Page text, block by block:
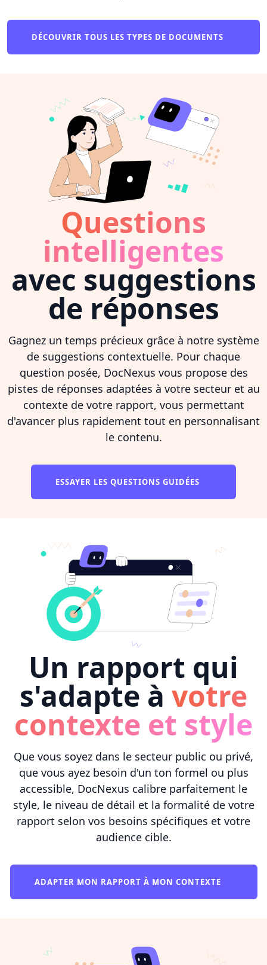
DÉCOUVRIR TOUS LES TYPES DE DOCUMENTS
Questions
intelligentes
avec suggestions
de réponses
Gagnez un temps précieux grâce à notre système
de suggestions contextuelle. Pour chaque
question posée, DocNexus vous propose des
pistes de réponses adaptées à votre secteur et au
contexte de votre rapport, vous permettant
d'avancer plus rapidement tout en personnalisant
le contenu.
ESSAYER LES QUESTIONS GUIDÉES
Un rapport qui
s'adapte à votre
contexte et style
Que vous soyez dans le secteur public ou privé,
que vous ayez besoin d'un ton formel ou plus
accessible, DocNexus calibre parfaitement le
style, le niveau de détail et la formalité de votre
rapport selon vos besoins spécifiques et votre
audience cible.
ADAPTER MON RAPPORT À MON CONTEXTE